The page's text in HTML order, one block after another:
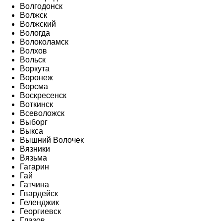
Волгодонск
Волжск
Волжский
Вологда
Волоколамск
Волхов
Вольск
Воркута
Воронеж
Ворсма
Воскресенск
Воткинск
Всеволожск
Выборг
Выкса
Вышний Волочек
Вязники
Вязьма
Гагарин
Гай
Гатчина
Гвардейск
Геленджик
Георгиевск